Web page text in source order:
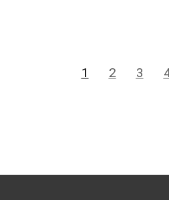
1 2 3